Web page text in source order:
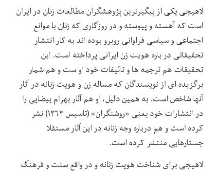
لاهیجی یکی از پیگیرترین پژوهشگران مطالعات زنان در ایران
است که آهسته و پیوسته و در روزگاری که زنان با موانع
اجتماعی و سیاسی فراوانی روبرو بوده اند به کار انتشار
تحقیقاتی در باره هویت زن ایرانی پرداخته است. این
تحقیقات هم ترجمه ها و تالیفات خود او ست و هم شمار
برگزیده ای از نویسندگان که مساله زن و هویت زنانه در آثار
آنها شاخص است. به همین دلیل، او هم آثار بهرام بیضایی را
در انتشارات خود یعنی «روشنگران» (تاسیس ۱۳۶۳) نشر
کرده است و هم درباره وجه زنانه در این آثار مستقلا
جستارهایی منتشر کرده است.
لاهیجی برای شناخت هویت زنانه و در واقع سنت و فرهنگ